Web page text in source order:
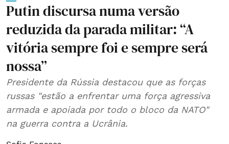
Putin discursa numa versão
reduzida da parada militar: “A
vitória sempre foi e sempre será
nossa”
Presidente da Rússia destacou que as forças
russas "estão a enfrentar uma força agressiva
armada e apoiada por todo o bloco da NATO"
na guerra contra a Ucrânia.